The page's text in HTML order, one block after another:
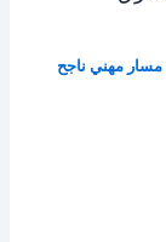
مسار مهني ناجح